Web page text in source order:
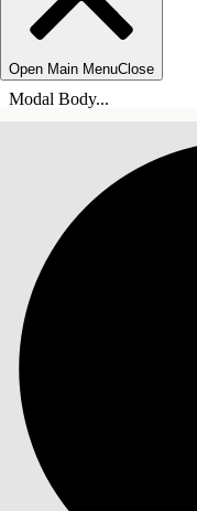
Open Main MenuClose
Modal Body...
INDHOLD